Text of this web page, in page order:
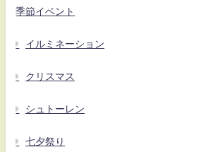
季節イベント
イルミネーション
クリスマス
シュトーレン
七夕祭り